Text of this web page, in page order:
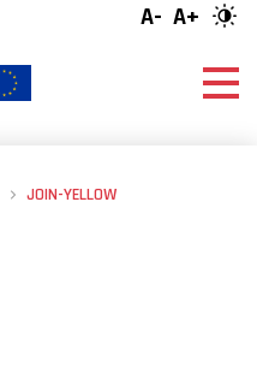
A- A+
JOIN-YELLOW